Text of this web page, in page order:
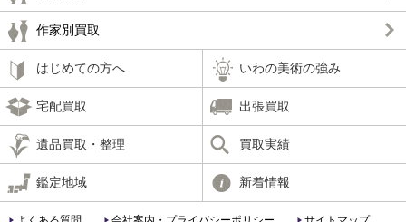
作家別買取
はじめての方へ いわの美術の強み
宅配買取 出張買取
遺品買取・整理 買取実績
鑑定地域 新着情報